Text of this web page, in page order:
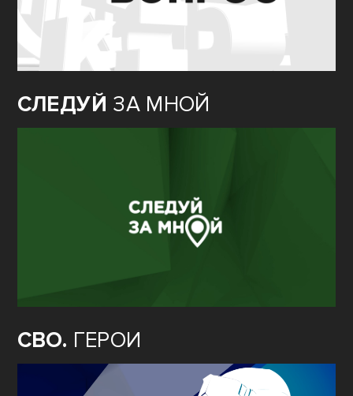
СЛЕДУЙ ЗА МНОЙ
СВО. ГЕРОИ